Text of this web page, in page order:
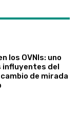
los OVNIs: uno
influyentes del
de mirada